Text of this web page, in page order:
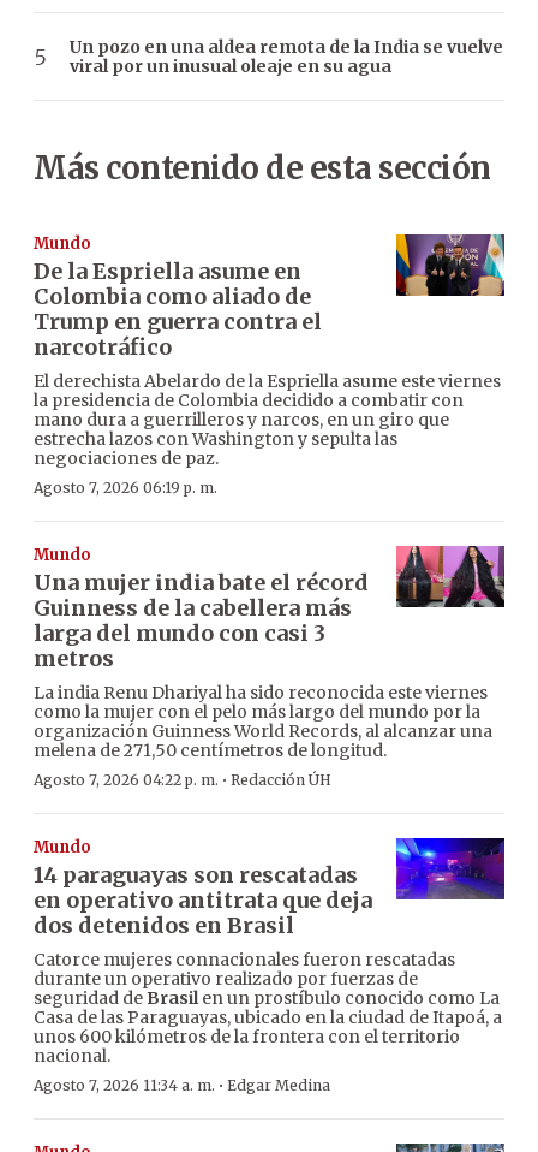
Un pozo en una aldea remota de la India se vuelve
viral por un inusual oleaje en su agua
Más contenido de esta sección
Mundo
De la Espriella asume en
Colombia como aliado de
Trump en guerra contra el
narcotráfico
El derechista Abelardo de la Espriella asume este viernes
la presidencia de Colombia decidido a combatir con
mano dura a guerrilleros y narcos, en un giro que
estrecha lazos con Washington y sepulta las
negociaciones de paz.
Agosto 7, 2026 06:19 p. m.
Mundo
Una mujer india bate el récord
Guinness de la cabellera más
larga del mundo con casi 3
metros
La india Renu Dhariyal ha sido reconocida este viernes
como la mujer con el pelo más largo del mundo por la
organización Guinness World Records, al alcanzar una
melena de 271,50 centímetros de longitud.
Agosto 7, 2026 04:22 p. m. · Redacción ÚH
Mundo
14 paraguayas son rescatadas
en operativo antitrata que deja
dos detenidos en Brasil
Catorce mujeres connacionales fueron rescatadas
durante un operativo realizado por fuerzas de
seguridad de Brasilen un prostíbulo conocido como La
Casa de las Paraguayas, ubicado en la ciudad de Itapoá, a
unos 600 kilómetros de la frontera con el territorio
nacional.
Agosto 7, 2026 11:34 a. m. · Edgar Medina